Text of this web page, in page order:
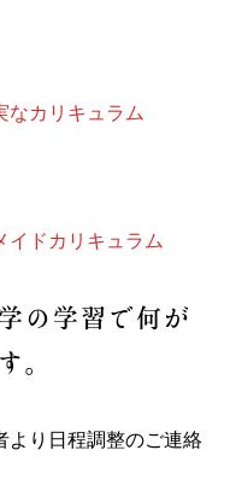
カリキュラム
イドカリキュラム
の学習で何が
。
より日程調整のご連絡